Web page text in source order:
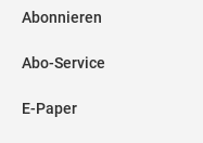
Abonnieren
Abo-Service
E-Paper